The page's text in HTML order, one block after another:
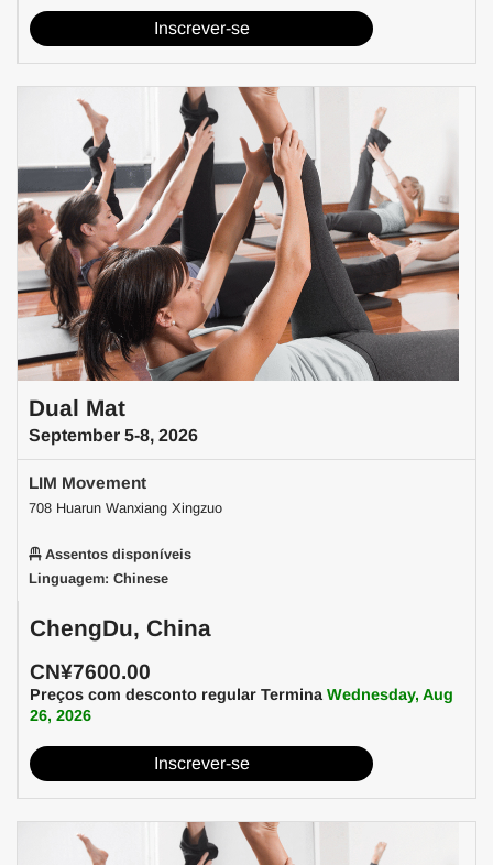
Inscrever-se
Dual Mat
September 5-8, 2026
LIM Movement
708 Huarun Wanxiang Xingzuo
Assentos disponíveis
Linguagem: Chinese
ChengDu, China
CN¥7600.00
Preços com desconto regular Termina Wednesday, Aug
26, 2026
Inscrever-se